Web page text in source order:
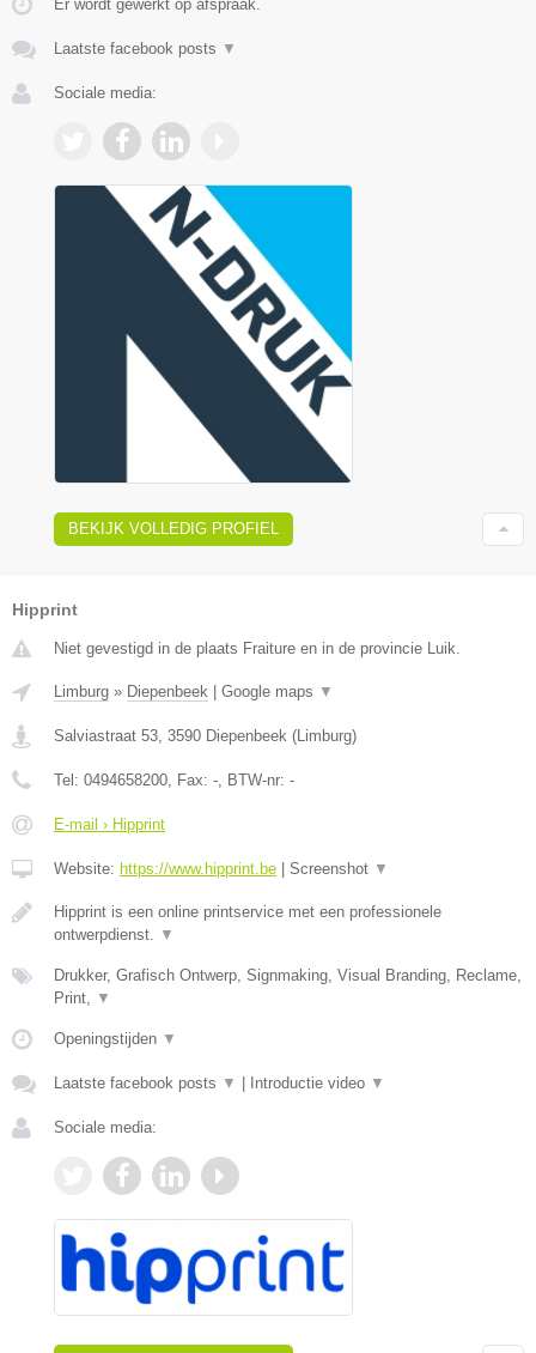
Er wordt gewerkt op afspraak.
Laatste facebook posts ▼
Sociale media:
BEKIJK VOLLEDIG PROFIEL
Hipprint
Niet gevestigd in de plaats Fraiture en in de provincie Luik.
Limburg » Diepenbeek | Google maps ▼
Salviastraat 53 3590 Diepenbeek (Limburg)
Tel: 0494658200 , Fax: - , BTW-nr: -
E-mail › Hipprint
Website: https://www.hipprint.be | Screenshot ▼
Hipprint is een online printservice met een professionele
ontwerpdienst.
▼
Drukker, Grafisch Ontwerp, Signmaking, Visual Branding, Reclame,
Print,
▼
Openingstijden ▼
Laatste facebook posts ▼ | Introductie video ▼
Sociale media: